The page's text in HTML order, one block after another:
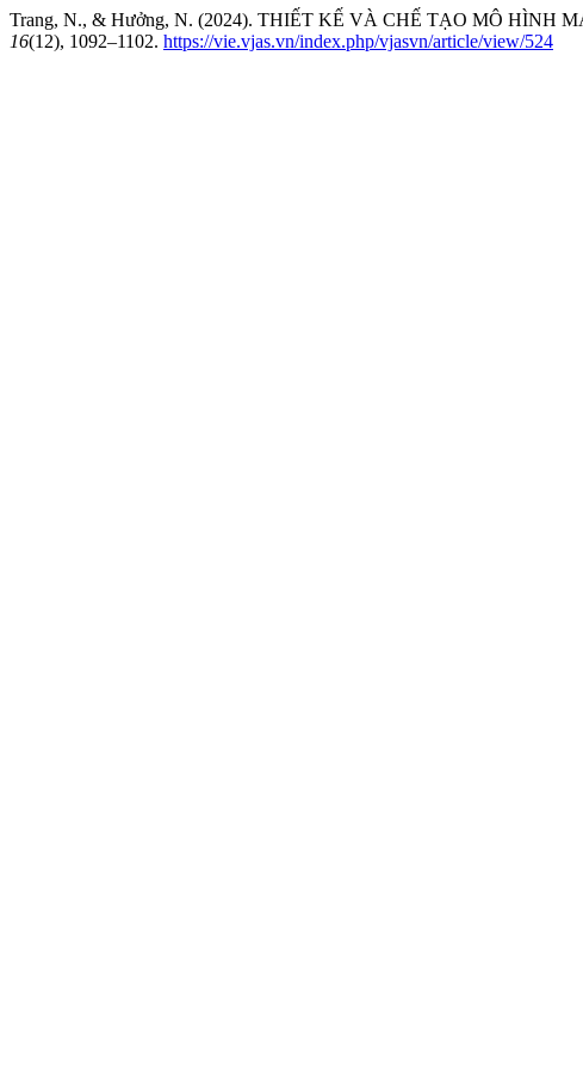
Trang, N., & Hưởng, N. (2024). THIẾT KẾ VÀ CHẾ TẠO MÔ
16(12), 1092–1102. https://vie.vjas.vn/index.php/vjasvn/article/view/524